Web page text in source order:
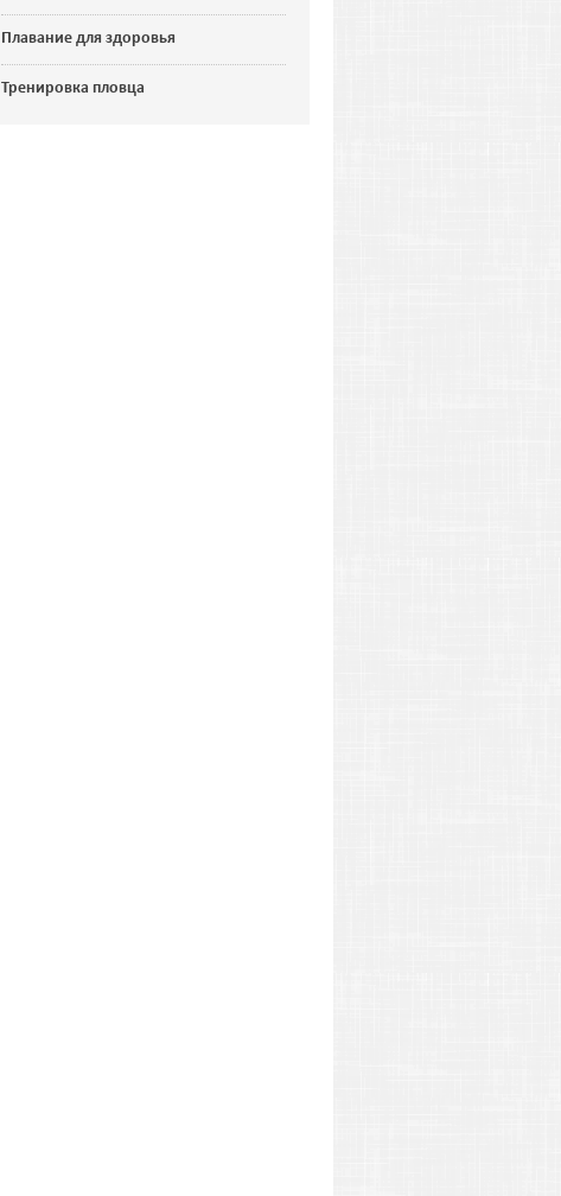
Плавание для здоровья
Тренировка пловца